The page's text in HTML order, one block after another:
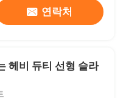
연락처
헤비 듀티 선형 슬라